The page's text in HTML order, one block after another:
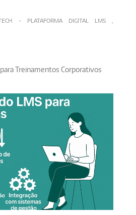
- PLATAFORMA DIGITAL LMS,
Treinamentos Corporativos